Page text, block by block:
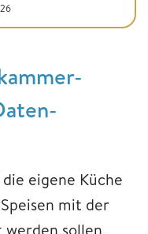
eigene Küche
mit der
sollen,